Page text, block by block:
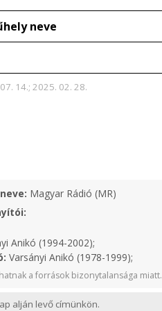
neve
14.; 2025. 02. 28.
Magyar Rádió (MR)
Anikó (1994-2002);
Varsányi Anikó (1978-1999);
a források bizonytalansága miatt.
alján levő címünkön.